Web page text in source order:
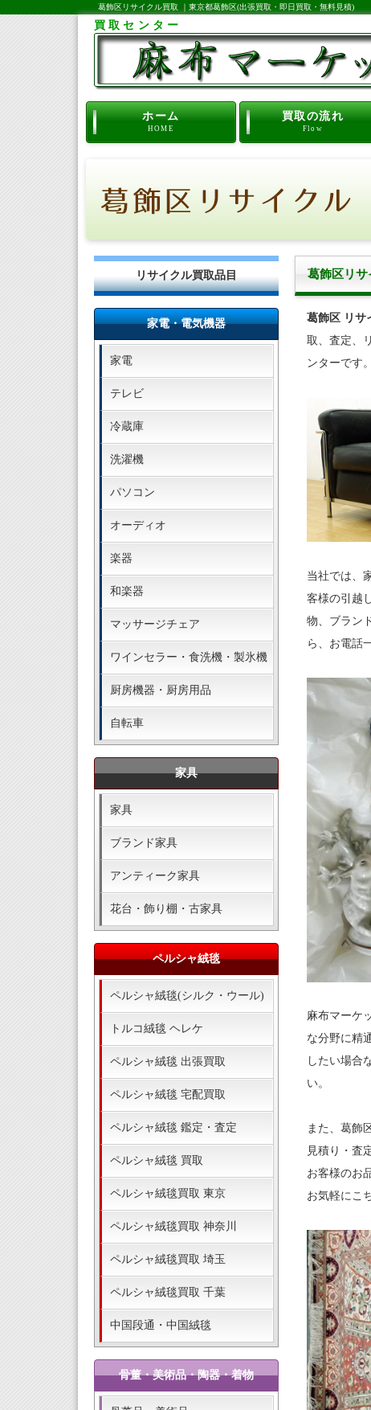
葛飾区リサイクル買取 ｜東京都葛飾区(出張買取・即日買取・無料見積)
買取センター
ホーム
HOME
買取の流れ
Flow
葛飾区リサ
葛飾区 リサ
取、査定、
ンターです。
当社では、
客様の引越
物、ブラン
ら、お電話
麻布マーケ
な分野に精
したい場合
い。
また、葛飾
見積り・査
お客様のお
お気軽にこ
リサイクル買取品目
家電・電気機器
家電
テレビ
冷蔵庫
洗濯機
パソコン
オーディオ
楽器
和楽器
マッサージチェア
ワインセラー・食洗機・製氷機
厨房機器・厨房用品
自転車
家具
家具
ブランド家具
アンティーク家具
花台・飾り棚・古家具
ペルシャ絨毯
ペルシャ絨毯(シルク・ウール)
トルコ絨毯 ヘレケ
ペルシャ絨毯 出張買取
ペルシャ絨毯 宅配買取
ペルシャ絨毯 鑑定・査定
ペルシャ絨毯 買取
ペルシャ絨毯買取 東京
ペルシャ絨毯買取 神奈川
ペルシャ絨毯買取 埼玉
ペルシャ絨毯買取 千葉
中国段通・中国絨毯
骨董・美術品・陶器・着物